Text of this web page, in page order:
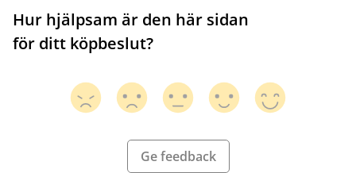
Hur hjälpsam är den här sidan
för ditt köpbeslut?
Ge feedback